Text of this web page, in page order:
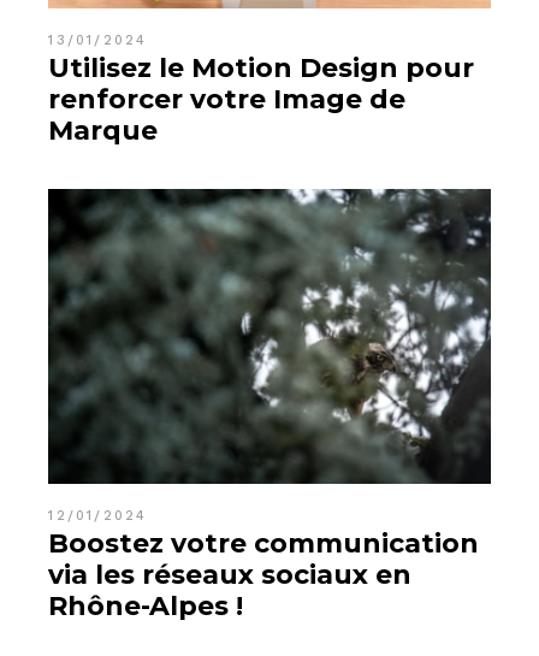
13/01/2024
Utilisez le Motion Design pour
renforcer votre Image de
Marque
12/01/2024
Boostez votre communication
via les réseaux sociaux en
Rhône-Alpes !